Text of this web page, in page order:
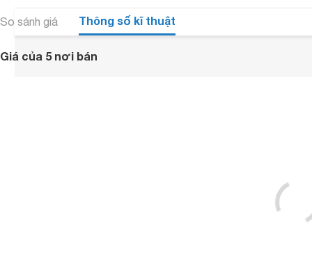
So sánh giá Thông số kĩ thuật
Giá của 5 nơi bán